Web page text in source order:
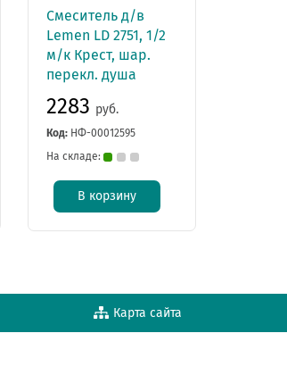
Смеситель д/в
Lemen LD 2751, 1/2
м/к Крест, шар.
перекл. душа
2283 руб.
Код: НФ-00012595
На складе:
В корзину
Карта сайта